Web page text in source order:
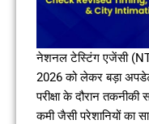
नेशनल टेस्टिंग एजेंसी
2026 को लेकर बड़ा
परीक्षा के दौरान तकनीकी
कमी जैसी परेशानियों का